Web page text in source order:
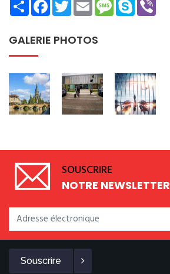
GALERIE PHOTOS
SOUSCRIRE
NOTRE NEWSLETTER
Souscrire